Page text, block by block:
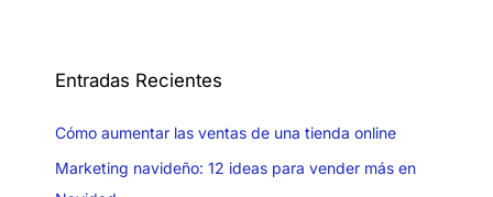
Entradas Recientes
Cómo aumentar las ventas de una tienda online
Marketing navideño: 12 ideas para vender más en